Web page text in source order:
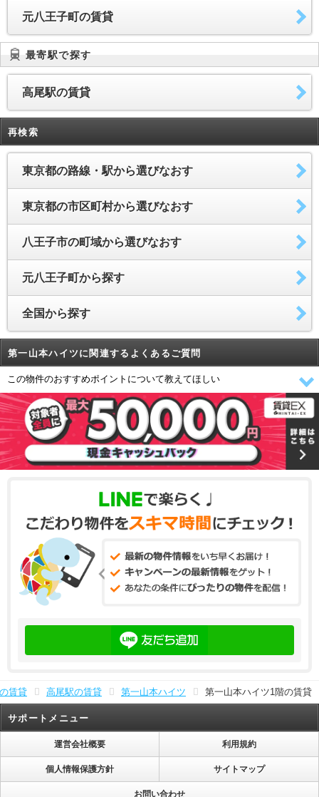
元八王子町の賃貸
最寄駅で探す
高尾駅の賃貸
再検索
東京都の路線・駅から選びなおす
東京都の市区町村から選びなおす
八王子市の町域から選びなおす
元八王子町から探す
全国から探す
第一山本ハイツに関連するよくあるご質問
この物件のおすすめポイントについて教えてほしい
賃貸 高尾駅の賃貸 第一山本ハイツ 第一山本ハイツ1階の賃貸
サポートメニュー
運営会社概要 利用規約
個人情報保護方針 サイトマップ
お問い合わせ